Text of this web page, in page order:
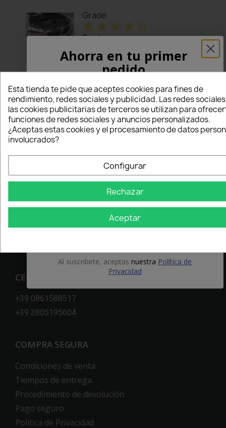
Grade
star star star star star_border
Scots
Helpful
Works ok
Recommended
to buy:
thumb_up
Yes
NUESTRA EMPRESA
Via Nazionale, 7 (Piane S.Atto)
CENTRO DE LLAMADAS
+39 0861588517
+39 3805195604
COMPRA SEGURA
Condiciones de venta
Tiempos de entrega
Procedimiento de devolución
Pago seguro
Política de Privacidad
Esta tienda te pide que aceptes cookies para fines de
rendimiento, redes sociales y publicidad. Las redes
las cookies publicitarias de terceros se utilizan para
funciones de redes sociales y anuncios personalizados.
¿Aceptas estas cookies y el procesamiento de datos
involucrados?
Configurar
Rechazar
Aceptar
Ahorra en tu primer
pedido
¡5% PARA TI!
Introduce tu correo electrónico aquí abajo
para recibir un5% DE DESCUENTOen tu
primer pedido.
Nome
OBTÉN EL 5%
Al suscribirte, aceptas nuestra Política de
Privacidad